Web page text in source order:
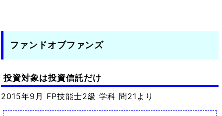
ファンドオブファンズ
投資対象は投資信託だけ
2015年9月 FP技能士2級 学科 問21より